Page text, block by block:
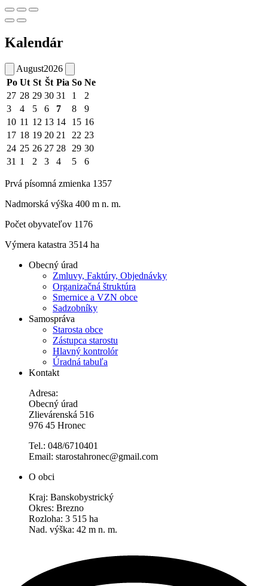
Kalendár
August2026
Po Ut St Št Pia So Ne
27 28 29 30 31 1
2
3
4 5 6 7 8
9
10 11 12 13 14 15 16
17 18 19 20 21 22 23
24 25 26 27 28 29 30
31 1 2 3 4 5 6
Prvá písomná zmienka 1357
Nadmorská výška 400 m n. m.
Počet obyvateľov 1176
Výmera katastra 3514 ha
Obecný úrad
Zmluvy, Faktúry, Objednávky
Organizačná štruktúra
Smernice a VZN obce
Sadzobníky
Samospráva
Starosta obce
Zástupca starostu
Hlavný kontrolór
Úradná tabuľa
Kontakt
Adresa:
Obecný úrad
Zlievárenská 516
976 45 Hronec
Tel.: 048/6710401
Email: starostahronec@gmail.com
O obci
Kraj: Banskobystrický
Okres: Brezno
Rozloha: 3 515 ha
Nad. výška: 42 m n. m.